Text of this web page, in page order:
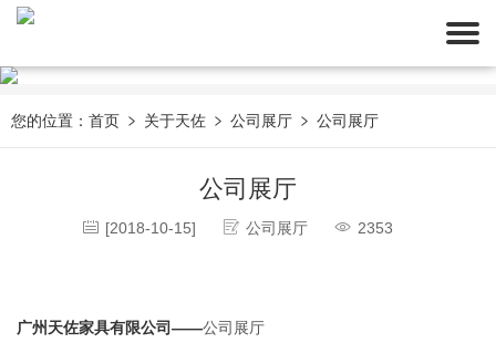
您的位置： 首页 关于天佐 公司展厅 公司展厅
公司展厅
[2018-10-15] 公司展厅 2353
广州天佐家具有限公司——公司展厅